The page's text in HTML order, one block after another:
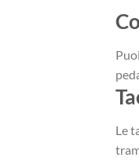
Le